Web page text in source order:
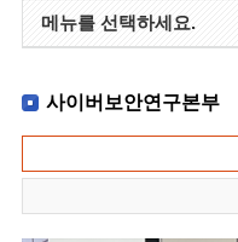
메뉴를 선택하세요.
사이버보안연구본부